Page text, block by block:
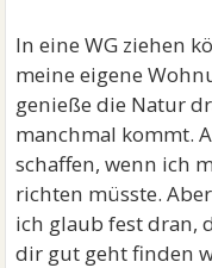
In eine WG ziehen
meine eigene
genieße die Natur
manchmal kommt.
schaffen, wenn ich
richten müsste.
ich glaub fest dran,
dir gut geht finden